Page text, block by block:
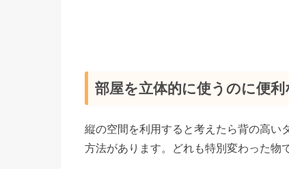
部屋を立体的に使うのに便
縦の空間を利用すると考えたら背の高い
方法があります。どれも特別変わった物